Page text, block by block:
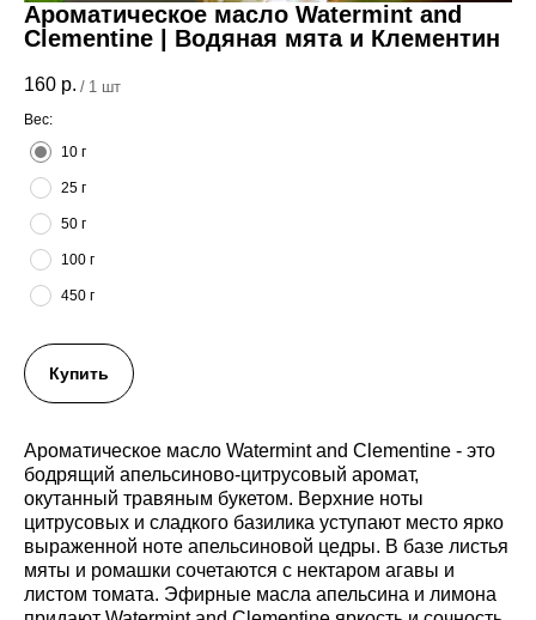
Ароматическое масло Watermint and
Clementine | Водяная мята и Клементин
160 р. / 1 шт
Вес:
10 г
25 г
50 г
100 г
450 г
Купить
Ароматическое масло Watermint and Clementine - это
бодрящий апельсиново-цитрусовый аромат,
окутанный травяным букетом. Верхние ноты
цитрусовых и сладкого базилика уступают место ярко
выраженной ноте апельсиновой цедры. В базе листья
мяты и ромашки сочетаются с нектаром агавы и
листом томата. Эфирные масла апельсина и лимона